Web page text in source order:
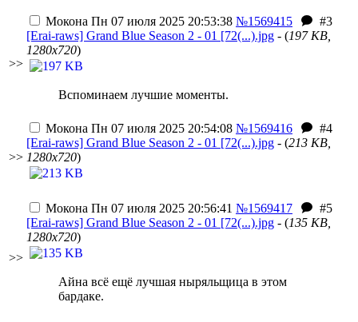
>>
Мокона Пн 07 июля 2025 20:53:38 №1569415
#3
[Erai-raws] Grand Blue Season 2 - 01 [72(...).jpg - (197 KB,
1280x720)
Вспоминаем лучшие моменты.
>>
Мокона Пн 07 июля 2025 20:54:08 №1569416
#4
[Erai-raws] Grand Blue Season 2 - 01 [72(...).jpg - (213 KB,
1280x720)
>>
Мокона Пн 07 июля 2025 20:56:41 №1569417
#5
[Erai-raws] Grand Blue Season 2 - 01 [72(...).jpg - (135 KB,
1280x720)
Айна всё ещё лучшая ныряльщица в этом
бардаке.